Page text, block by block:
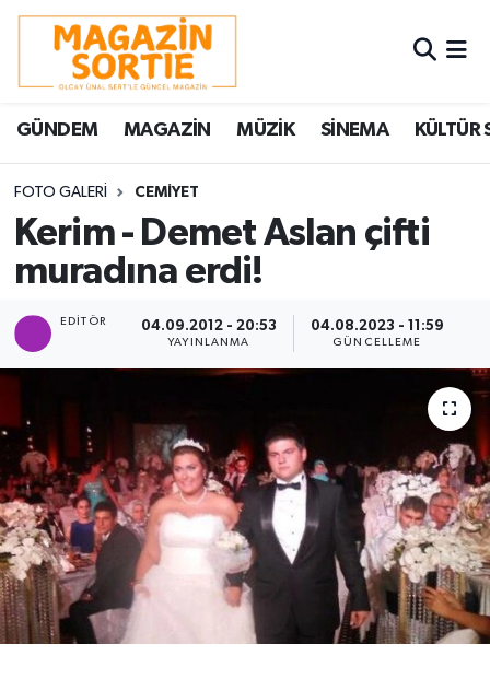
GÜNDEM MAGAZİN MÜZİK SİNEMA KÜLTÜR
FOTO GALERI CEMİYET
Kerim - Demet Aslan çifti
muradına erdi!
EDITÖR 04.09.2012 - 20:53
YAYINLANMA
04.08.2023 - 11:59
GÜNCELLEME
Nöbetçi Eczaneler
Hava Durumu
Trafik Durumu
Süper Lig Puan Durumu ve Fikstür